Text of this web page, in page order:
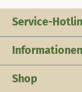
Service-
Informationen
Shop